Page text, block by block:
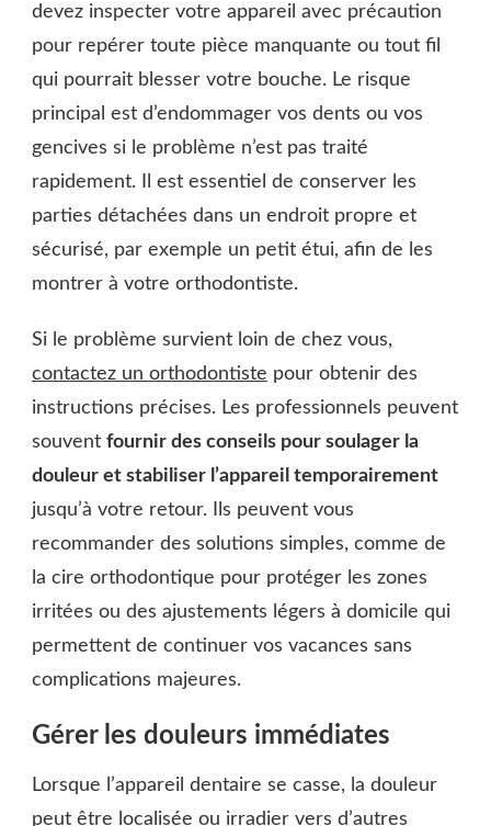
devez inspecter votre appareil avec précaution
pour repérer toute pièce manquante ou tout fil
qui pourrait blesser votre bouche. Le risque
principal est d’endommager vos dents ou vos
gencives si le problème n’est pas traité
rapidement. Il est essentiel de conserver les
parties détachées dans un endroit propre et
sécurisé, par exemple un petit étui, afin de les
montrer à votre orthodontiste.
Si le problème survient loin de chez vous,
contactez un orthodontiste pour obtenir des
instructions précises. Les professionnels peuvent
souvent fournir des conseils pour soulager la
douleur et stabiliser l’appareil temporairement
jusqu’à votre retour. Ils peuvent vous
recommander des solutions simples, comme de
la cire orthodontique pour protéger les zones
irritées ou des ajustements légers à domicile qui
permettent de continuer vos vacances sans
complications majeures.
Gérer les douleurs immédiates
Lorsque l’appareil dentaire se casse, la douleur
peut être localisée ou irradier vers d’autres